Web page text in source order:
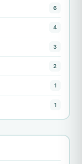
6
4
3
2
1
1